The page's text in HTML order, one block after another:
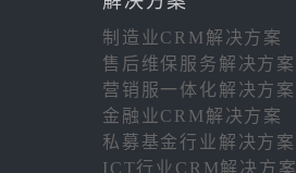
制造业CRM解决方案
售后维保服务解决方案
营销服一体化解决方案
金融业CRM解决方案
私募基金行业解决方案
ICT行业CRM解决方案